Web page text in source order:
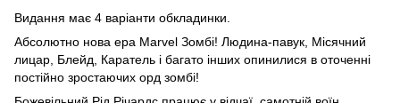
Видання має 4 варіанти обкладинки.
Абсолютно нова ера Marvel Зомбі! Людина-павук, Місячний
лицар, Блейд, Каратель і багато інших опинилися в оточенні
постійно зростаючих орд зомбі!